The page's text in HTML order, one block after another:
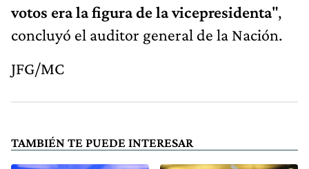
votos era la figura de la vicepresidenta",
concluyó el auditor general de la Nación.
JFG/MC
TAMBIÉN TE PUEDE INTERESAR